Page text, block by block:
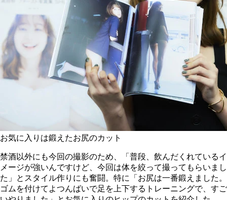
お気に入りは鍛えたお尻のカット
禁酒以外にも今回の撮影のため、「普段、飲んだくれているイ
メージが強いんですけど、今回は体を絞って撮ってもらいまし
た」とスタイル作りにも奮闘。特に「お尻は一番鍛えました。
ゴムを付けてよつんばいで足を上下するトレーニングで、すご